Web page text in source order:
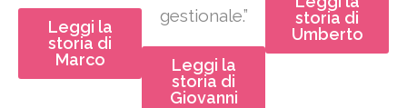
Leggi la
storia di
Marco
gestionale.”
Leggi la
storia di
Giovanni
storia di
Umberto